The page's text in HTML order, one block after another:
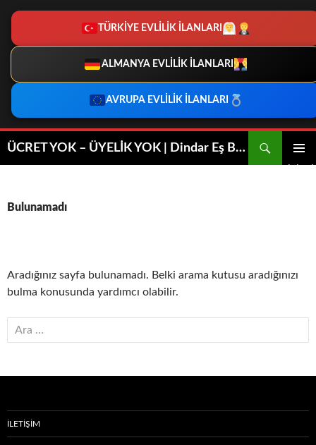
TÜRKİYE EVLİLİK İLANLARI
ALMANYA EVLİLİK İLANLARI
AVRUPA EVLİLİK İLANLARI
İçeriğe
ÜCRET YOK – ÜYELİK YOK | Dindar Eş Bulma | Dini Evlilik
Ara
Bulunamadı
Aradığınız sayfa bulunamadı. Belki arama kutusu aradığınızı
bulma konusunda yardımcı olabilir.
Arama:
İLETIŞIM